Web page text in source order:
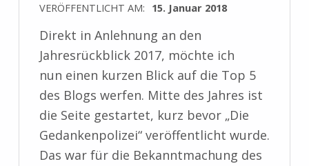
VERÖFFENTLICHT AM: 15. Januar 2018
Direkt in Anlehnung an den
Jahresrückblick 2017, möchte ich
nun einen kurzen Blick auf die Top 5
des Blogs werfen. Mitte des Jahres ist
die Seite gestartet, kurz bevor „Die
Gedankenpolizei“ veröffentlicht wurde.
Das war für die Bekanntmachung des